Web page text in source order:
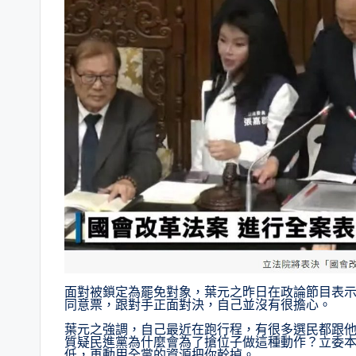
面對被鎖定為罷免對象，葉元之昨日在政論節目表
同意票，跟對手正面對決，自己並沒有很擔心。
葉元之強調，自己最近在跑行程，有很多選民都跟
質疑民進黨為什麼會為了搶位子做這種動作？立委